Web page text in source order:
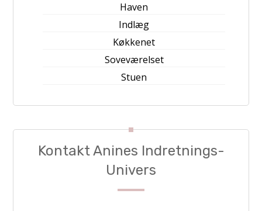
Haven
Indlæg
Køkkenet
Soveværelset
Stuen
Kontakt Anines Indretnings-
Univers